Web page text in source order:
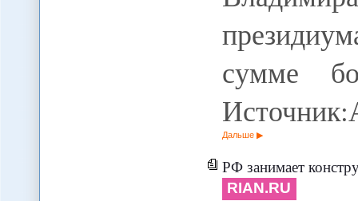
сумме
Дальше
РФ занимает
RIAN.RU